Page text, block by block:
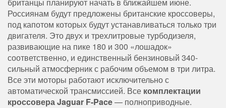
Россиянам будут предложены британские кроссоверы,
под капотом которых будут устанавливаться только три
двигателя. Это двух и трехлитровые турбодизеля,
развивающие на пике 180 и 300 «лошадок»
соответственно, и единственный бензиновый 340-
сильный атмосферник с рабочим объемом в три литра.
Все эти моторы работают исключительно с
автоматической трансмиссией. Все комплектации
кроссовера Jaguar F-Pace— полноприводные.